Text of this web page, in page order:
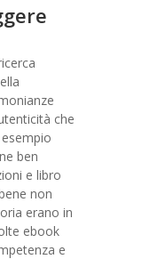
che
ben
e libro
non
erano in
ebook
e